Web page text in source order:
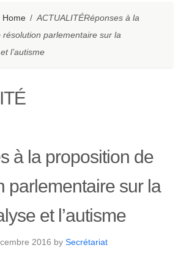
Home / ACTUALITÉRéponses à la
résolution parlementaire sur la
l’autisme
à la proposition de
parlementaire sur la
et l’autisme
2016 by Secrétariat